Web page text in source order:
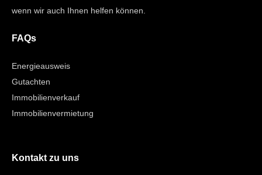
wenn wir auch Ihnen helfen können.
FAQs
Energieausweis
Gutachten
Immobilienverkauf
Immobilienvermietung
Kontakt zu uns